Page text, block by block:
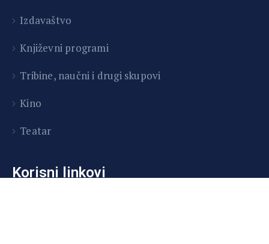
Izdavaštvo
Književni programi
Tribine, naučni i drugi skupovi
Kino
Teatar
Korisni linkovi